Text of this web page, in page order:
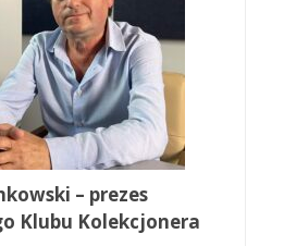
– prezes
Klubu Kolekcjonera